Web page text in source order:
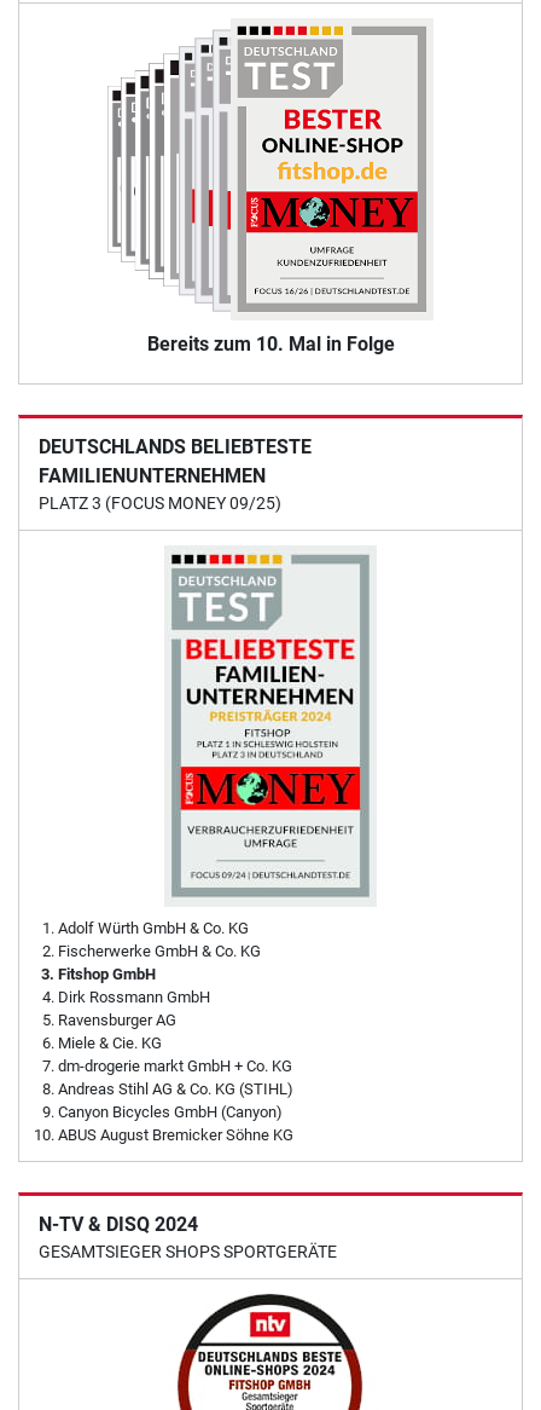
Bereits zum 10. Mal in Folge
DEUTSCHLANDS BELIEBTESTE
FAMILIENUNTERNEHMEN
PLATZ 3 (FOCUS MONEY 09/25)
Adolf Würth GmbH & Co. KG
Fischerwerke GmbH & Co. KG
Fitshop GmbH
Dirk Rossmann GmbH
Ravensburger AG
Miele & Cie. KG
dm-drogerie markt GmbH + Co. KG
Andreas Stihl AG & Co. KG (STIHL)
Canyon Bicycles GmbH (Canyon)
ABUS August Bremicker Söhne KG
N-TV & DISQ 2024
GESAMTSIEGER SHOPS SPORTGERÄTE